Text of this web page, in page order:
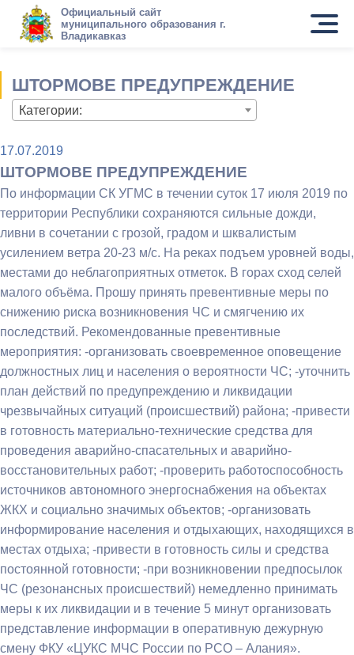
Официальный сайт
муниципального образования г.
Владикавказ
ШТОРМОВЕ ПРЕДУПРЕЖДЕНИЕ
Категории:
17.07.2019
ШТОРМОВЕ ПРЕДУПРЕЖДЕНИЕ
По информации СК УГМС в течении суток 17 июля 2019 по
территории Республики сохраняются сильные дожди,
ливни в сочетании с грозой, градом и шквалистым
усилением ветра 20-23 м/с. На реках подъем уровней воды,
местами до неблагоприятных отметок. В горах сход селей
малого объёма. Прошу принять превентивные меры по
снижению риска возникновения ЧС и смягчению их
последствий. Рекомендованные превентивные
мероприятия: -организовать своевременное оповещение
должностных лиц и населения о вероятности ЧС; -уточнить
план действий по предупреждению и ликвидации
чрезвычайных ситуаций (происшествий) района; -привести
в готовность материально-технические средства для
проведения аварийно-спасательных и аварийно-
восстановительных работ; -проверить работоспособность
источников автономного энергоснабжения на объектах
ЖКХ и социально значимых объектов; -организовать
информирование населения и отдыхающих, находящихся в
местах отдыха; -привести в готовность силы и средства
постоянной готовности; -при возникновении предпосылок
ЧС (резонансных происшествий) немедленно принимать
меры к их ликвидации и в течение 5 минут организовать
представление информации в оперативную дежурную
смену ФКУ «ЦУКС МЧС России по РСО – Алания».